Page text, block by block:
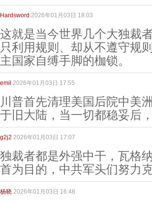
Hardsword 2026年01月03日 18:03
这就是当今世界几个大独裁
只利用规则、却从不遵守规
主国家自缚手脚的枷锁。
emil 2026年01月03日 17:55
川普首先清理美国后院中美
于旧大陆，当一切都稳妥后
g2j2 2026年01月03日 17:07
独裁者都是外强中干，瓦格
首为目的，中共军头们努力
杨晓 2026年01月03日 16:48